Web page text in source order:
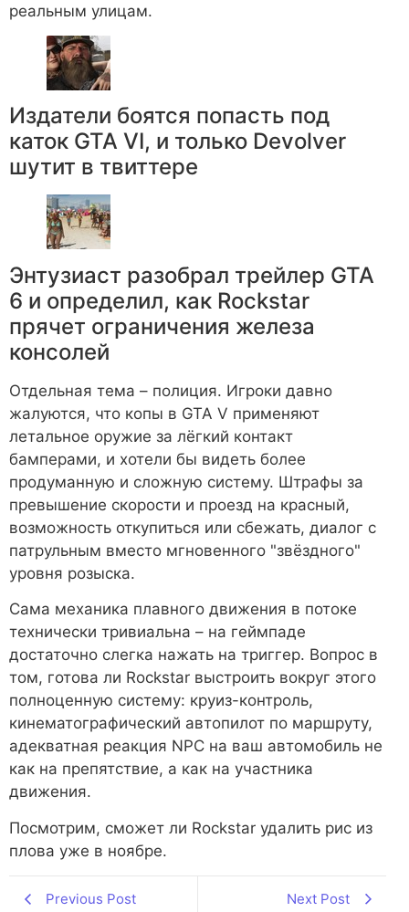
реальным улицам.
Издатели боятся попасть под
каток GTA VI, и только Devolver
шутит в твиттере
Энтузиаст разобрал трейлер GTA
6 и определил, как Rockstar
прячет ограничения железа
консолей
Отдельная тема – полиция. Игроки давно
жалуются, что копы в GTA V применяют
летальное оружие за лёгкий контакт
бамперами, и хотели бы видеть более
продуманную и сложную систему. Штрафы за
превышение скорости и проезд на красный,
возможность откупиться или сбежать, диалог с
патрульным вместо мгновенного "звёздного"
уровня розыска.
Сама механика плавного движения в потоке
технически тривиальна – на геймпаде
достаточно слегка нажать на триггер. Вопрос в
том, готова ли Rockstar выстроить вокруг этого
полноценную систему: круиз-контроль,
кинематографический автопилот по маршруту,
адекватная реакция NPC на ваш автомобиль не
как на препятствие, а как на участника
движения.
Посмотрим, сможет ли Rockstar удалить рис из
плова уже в ноябре.
Previous Post Next Post